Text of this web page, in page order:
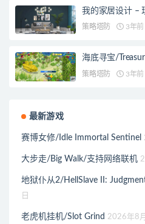
我的家居设计 –
策略塔防 3年前
海底寻宝/
策略塔防 3年前
最新游戏
赛博女修/Idle Immortal Sentinel
大步走/Big Walk/支持网络联机
地狱仆从2/HellSlave II:
日
老虎机挂机/Slot Grind 2026年8